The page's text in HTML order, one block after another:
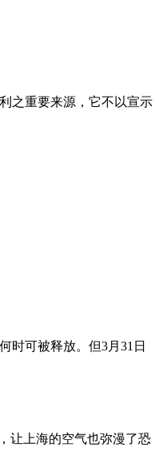
之重要来源，它不以宣示
时可被释放。但3月31日
让上海的空气也弥漫了恐